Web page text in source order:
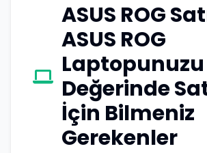
ASUS ROG
ASUS ROG
Laptopunuzu
Değerinde
İçin Bilmeniz
Gerekenler